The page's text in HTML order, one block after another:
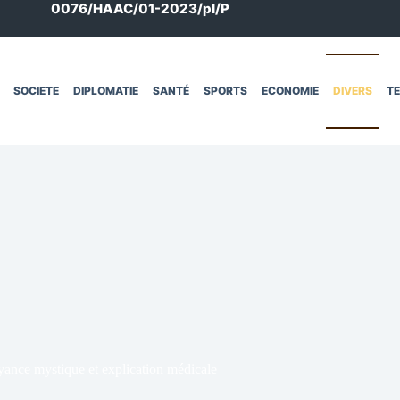
0076/HAAC/01-2023/pl/P
SOCIETE DIPLOMATIE SANTÉ SPORTS ECONOMIE DIVERS